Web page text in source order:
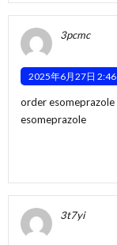
3pcmc
2025年6月27日 2:46
order esomeprazole
esomeprazole
3t7yi